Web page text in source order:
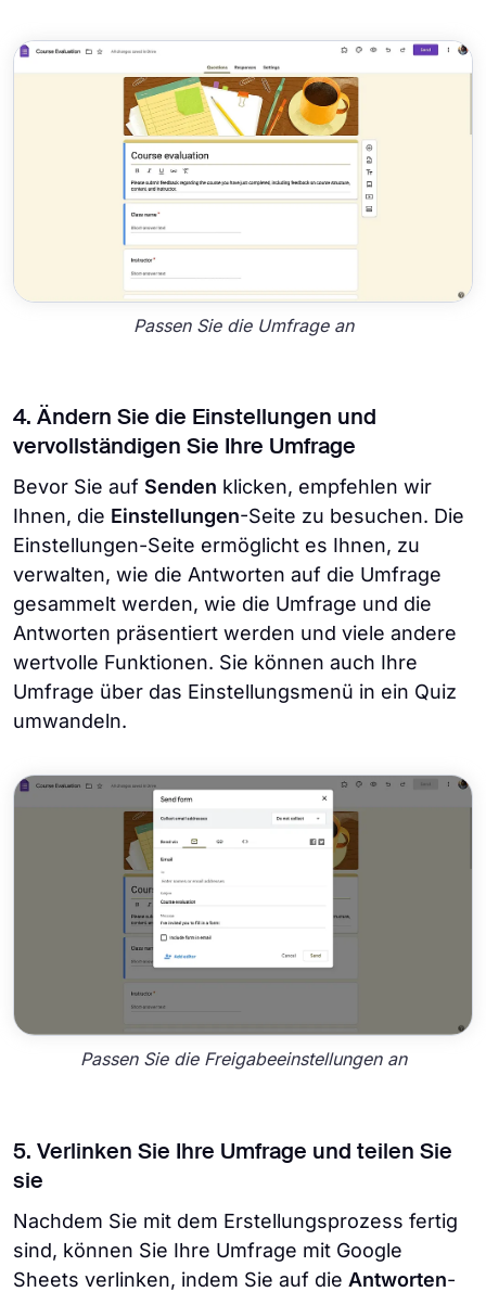
Passen Sie die Umfrage an
4. Ändern Sie die Einstellungen und
vervollständigen Sie Ihre Umfrage
Bevor Sie auf Senden klicken, empfehlen wir
Ihnen, die Einstellungen-Seite zu besuchen. Die
Einstellungen-Seite ermöglicht es Ihnen, zu
verwalten, wie die Antworten auf die Umfrage
gesammelt werden, wie die Umfrage und die
Antworten präsentiert werden und viele andere
wertvolle Funktionen. Sie können auch Ihre
Umfrage über das Einstellungsmenü in ein Quiz
umwandeln.
Passen Sie die Freigabeeinstellungen an
5. Verlinken Sie Ihre Umfrage und teilen Sie
sie
Nachdem Sie mit dem Erstellungsprozess fertig
sind, können Sie Ihre Umfrage mit Google
Sheets verlinken, indem Sie auf die Antworten-